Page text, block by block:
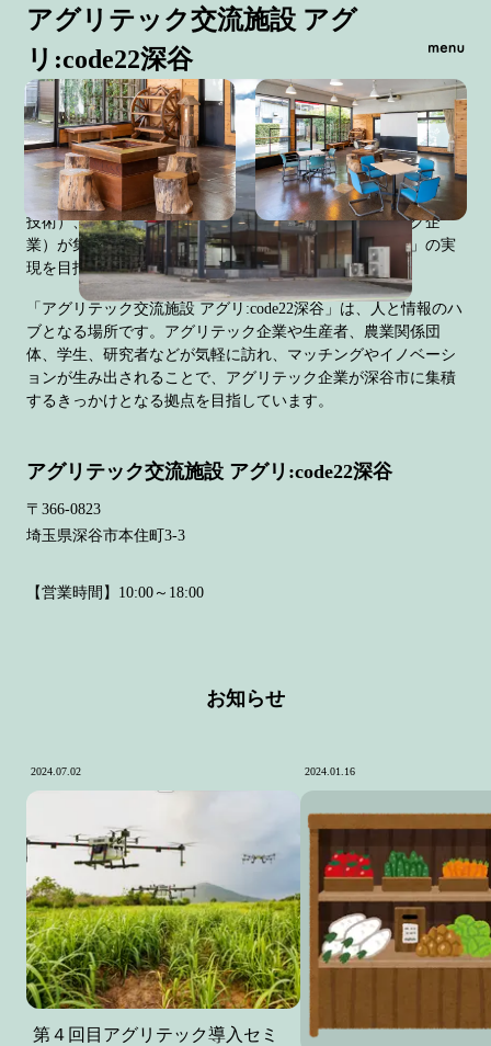
アグリテック交流施設 アグ
リ:code22深谷
深谷市は、深谷ねぎをはじめ多様な農畜産物の一大生産地です
が、後継問題や技能伝承、昨今の異常気象による影響など様々
な課題を抱えており、農業の持続可能性が危ぶまれています。
こうした様々な農業課題を解決するためのアグリテック（農業×
技術）、それに取り組む情熱をもった企業（アグリテック企
業）が集積する深谷版シリコンバレー 「 DEEP VALLEY」の実
現を目指しています。
「アグリテック交流施設 アグリ:code22深谷」は、人と情報のハ
ブとなる場所です。アグリテック企業や生産者、農業関係団
体、学生、研究者などが気軽に訪れ、マッチングやイノベーシ
ョンが生み出されることで、アグリテック企業が深谷市に集積
するきっかけとなる拠点を目指しています。
アグリテック交流施設 アグリ:code22深谷
〒366-0823
埼玉県深谷市本住町3-3
【営業時間】10:00～18:00
お知らせ
2024.07.02
第４回目アグリテック導入セミ
2024.01.16